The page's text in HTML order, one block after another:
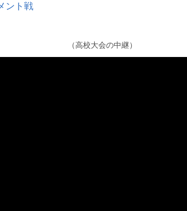
ント戦
（高校大会の中継）